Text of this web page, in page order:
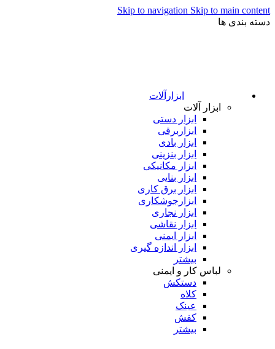
Skip to navigation Skip to main content
دسته بندی ها
ابزارآلات
ابزار آلات
ابزار دستی
ابزاربرقی
ابزار بادی
ابزار بنزینی
ابزار مکانیکی
ابزار بنایی
ابزار برق کاری
ابزارجوشکاری
ابزار نجاری
ابزار نقاشی
ابزار ایمنی
ابزار اندازه گیری
بیشتر
لباس کار و ایمنی
دستکش
کلاه
عینک
کفش
بیشتر